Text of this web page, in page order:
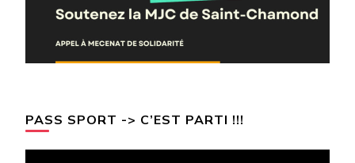
PASS SPORT -> C’EST PARTI !!!